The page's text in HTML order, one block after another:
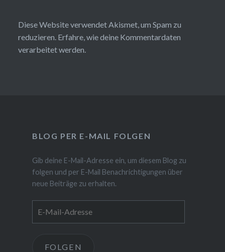
Diese Website verwendet Akismet, um Spam zu
reduzieren. Erfahre, wie deine Kommentardaten
verarbeitet werden.
BLOG PER E-MAIL FOLGEN
Gib deine E-Mail-Adresse ein, um diesem Blog zu
folgen und per E-Mail Benachrichtigungen über
neue Beiträge zu erhalten.
Mail-
FOLGEN